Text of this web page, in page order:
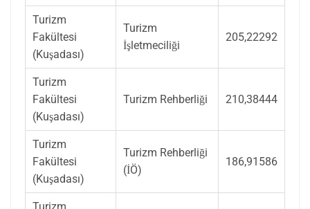
Turizm
Fakültesi
(Kuşadası)
Turizm
İşletmeciliği
205,22292
Turizm
Fakültesi
(Kuşadası)
Turizm Rehberliği 210,38444
Turizm
Fakültesi
(Kuşadası)
Turizm Rehberliği
(İÖ)
186,91586